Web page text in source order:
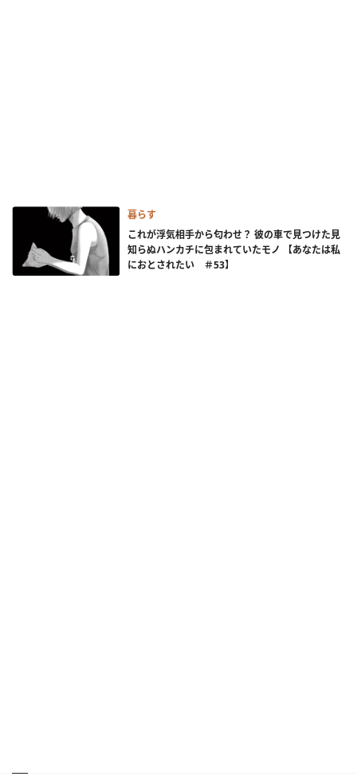
暮らす
これが浮気相手から匂わせ？ 彼の車で見つけた見
知らぬハンカチに包まれていたモノ 【あなたは私
におとされたい ＃53】